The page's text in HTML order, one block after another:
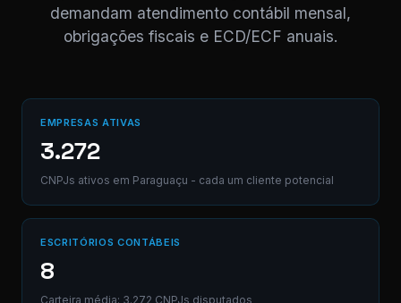
demandam atendimento contábil mensal,
obrigações fiscais e ECD/ECF anuais.
EMPRESAS ATIVAS
3.272
CNPJs ativos em Paraguaçu - cada um cliente potencial
ESCRITÓRIOS CONTÁBEIS
8
Carteira média: 3.272 CNPJs disputados